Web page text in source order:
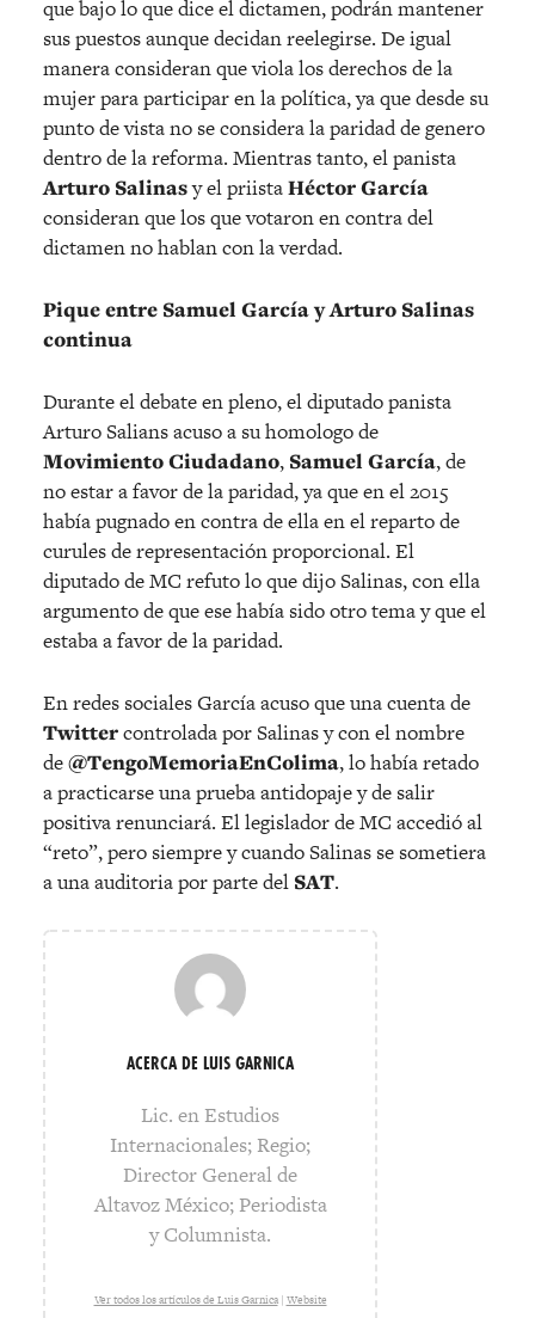
que bajo lo que dice el dictamen, podrán mantener
sus puestos aunque decidan reelegirse. De igual
manera consideran que viola los derechos de la
mujer para participar en la política, ya que desde su
punto de vista no se considera la paridad de genero
dentro de la reforma. Mientras tanto, el panista
Arturo Salinasy el priistaHéctor García
consideran que los que votaron en contra del
dictamen no hablan con la verdad.
Pique entre Samuel García y Arturo Salinas
continua
Durante el debate en pleno, el diputado panista
Arturo Salians acuso a su homologo de
Movimiento Ciudadano, Samuel García, de
no estar a favor de la paridad, ya que en el 2015
había pugnado en contra de ella en el reparto de
curules de representación proporcional. El
diputado de MC refuto lo que dijo Salinas, con ella
argumento de que ese había sido otro tema y que el
estaba a favor de la paridad.
En redes sociales García acuso que una cuenta de
Twittercontrolada por Salinas y con el nombre
de@TengoMemoriaEnColima, lo había retado
a practicarse una prueba antidopaje y de salir
positiva renunciará. El legislador de MC accedió al
“reto”, pero siempre y cuando Salinas se sometiera
a una auditoria por parte del SAT.
ACERCA DE LUIS GARNICA
Lic. en Estudios
Internacionales; Regio;
Director General de
Altavoz México; Periodista
y Columnista.
Ver todos los artículos de Luis Garnica| Website